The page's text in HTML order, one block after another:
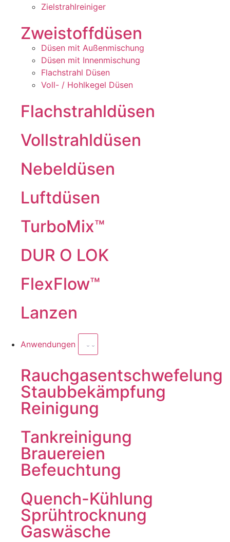
Zielstrahlreiniger
Zweistoffdüsen
Düsen mit Außenmischung
Düsen mit Innenmischung
Flachstrahl Düsen
Voll- / Hohlkegel Düsen
Flachstrahldüsen
Vollstrahldüsen
Nebeldüsen
Luftdüsen
TurboMix™
DUR O LOK
FlexFlow™
Lanzen
Anwendungen
Rauchgasentschwefelung
Staubbekämpfung
Reinigung
Tankreinigung
Brauereien
Befeuchtung
Quench-Kühlung
Sprühtrocknung
Gaswäsche